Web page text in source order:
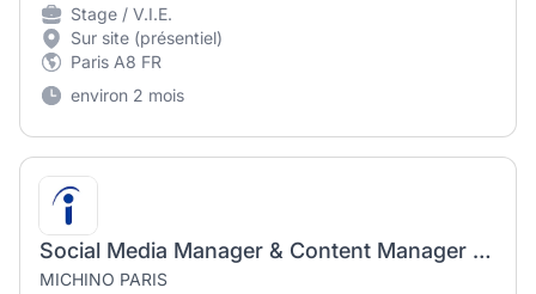
Stage / V.I.E.
Sur site (présentiel)
Paris A8 FR
environ 2 mois
Social Media Manager & Content Manager CDI
MICHINO PARIS